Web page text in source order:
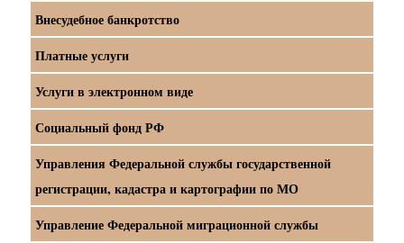
Внесудебное банкротство
Платные услуги
Услуги в электронном виде
Социальный фонд РФ
Управления Федеральной службы государственной
регистрации, кадастра и картографии по МО
Управление Федеральной миграционной службы